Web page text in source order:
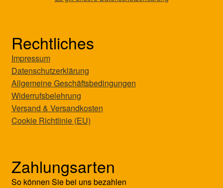
Rechtliches
Impressum
Datenschutzerklärung
Allgemeine Geschäftsbedingungen
Widerrufsbelehrung
Versand & Versandkosten
Cookie Richtlinie (EU)
Zahlungsarten
So können Sie bei uns bezahlen